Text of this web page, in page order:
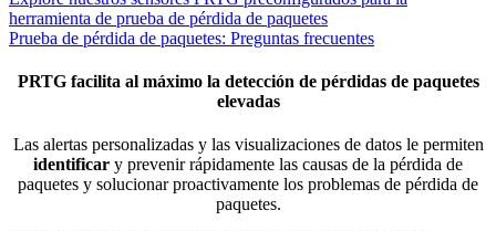
herramienta de prueba de pérdida de paquetes
Prueba de pérdida de paquetes: Preguntas frecuentes
PRTG facilita al máximo la detección de pérdidas de paquetes
elevadas
Las alertas personalizadas y las visualizaciones de datos le permiten
identificar y prevenir rápidamente las causas de la pérdida de
paquetes y solucionar proactivamente los problemas de pérdida de
paquetes.